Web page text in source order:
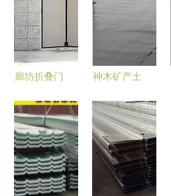
高效采购
廊坊折叠门
大型及工业
折叠门专业
厂家解析
神木矿产土
择 山东建
通厂家高质
量效果图与
工程图解析